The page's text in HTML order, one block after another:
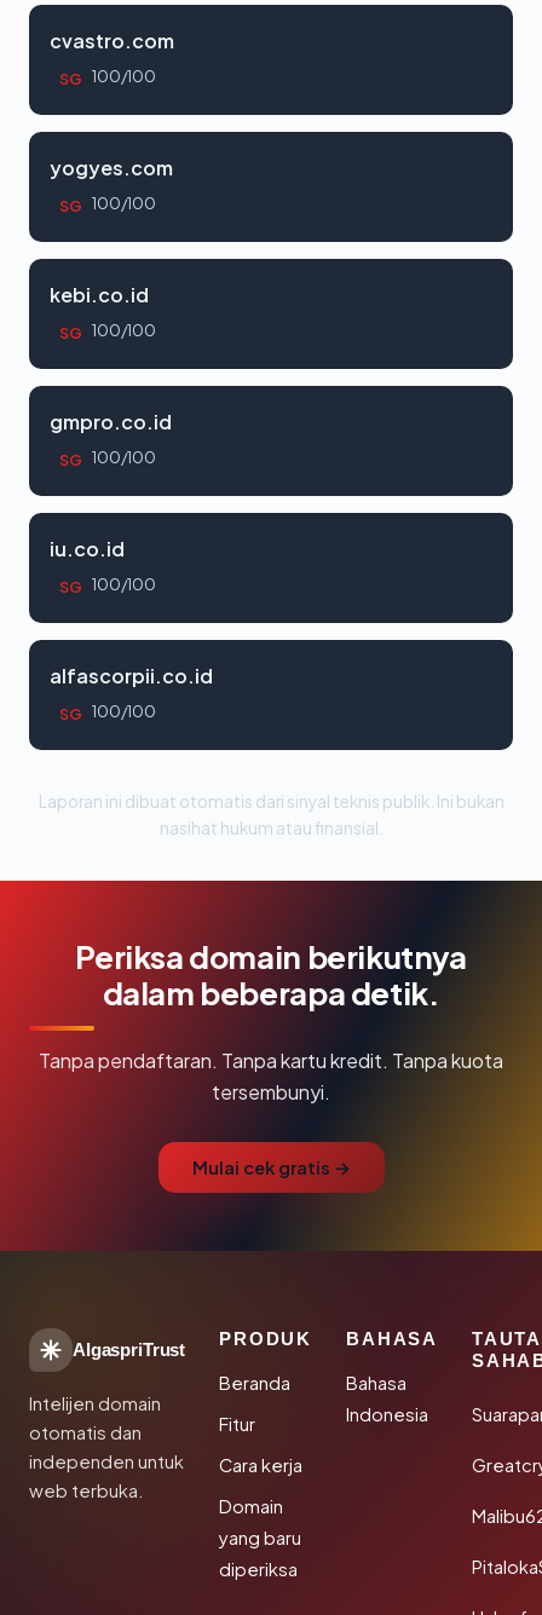
cvastro.com
SG 100/100
yogyes.com
SG 100/100
kebi.co.id
SG 100/100
gmpro.co.id
SG 100/100
iu.co.id
SG 100/100
alfascorpii.co.id
SG 100/100
Laporan ini dibuat otomatis dari sinyal teknis publik. Ini bukan
nasihat hukum atau finansial.
Periksa domain berikutnya
dalam beberapa detik.
Tanpa pendaftaran. Tanpa kartu kredit. Tanpa kuota
tersembunyi.
Mulai cek gratis →
AlgaspriTrust
Intelijen domain
otomatis dan
independen untuk
web terbuka.
PRODUK
Beranda
Fitur
Cara kerja
Domain
yang baru
diperiksa
BAHASA
Bahasa
Indonesia